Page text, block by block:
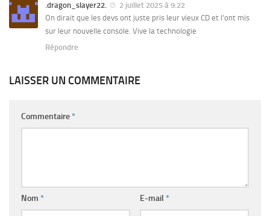
.dragon_slayer22.
2 juillet 2025 à 9:22
On dirait que les devs ont juste pris leur vieux CD et l’ont mis
sur leur nouvelle console. Vive la technologie
Répondre
LAISSER UN COMMENTAIRE
Commentaire*
Nom * E-mail *